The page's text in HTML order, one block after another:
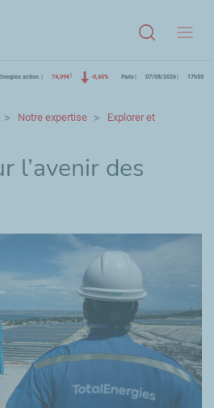
action 74,09€ -0,60% Paris 07/08/2026 17h55
Notre expertise
Explorer et
l’avenir des